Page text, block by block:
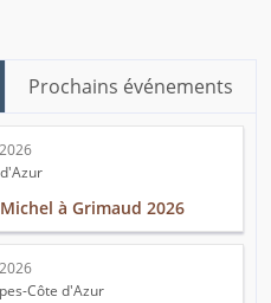
Prochains événements
à Grimaud 2026
Côte d'Azur